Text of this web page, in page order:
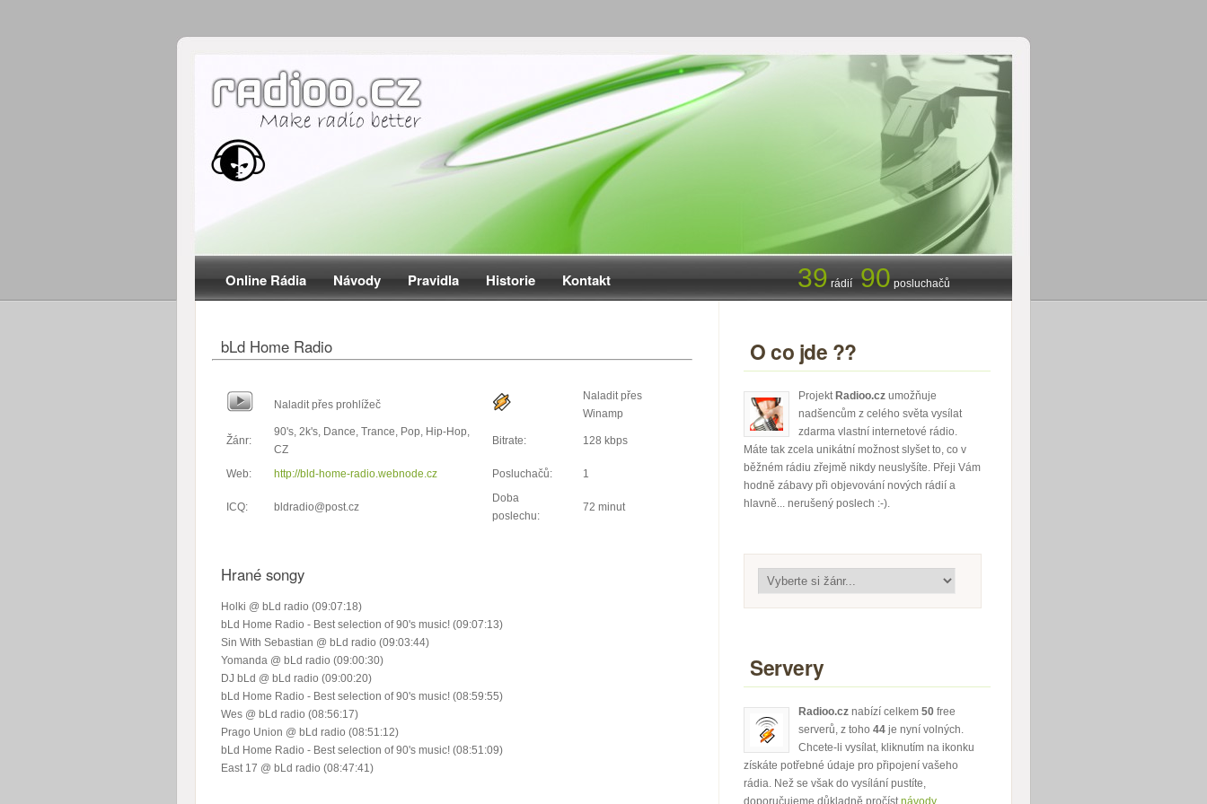
Online Rádia Návody Pravidla Historie Kontakt 39 rádií 90 posluchačů
bLd Home Radio
Naladit přes prohlížeč
Naladit přes
Winamp
Žánr:
90's, 2k's, Dance, Trance, Pop, Hip-Hop,
CZ
Bitrate: 128 kbps
Web: http://bld-home-radio.webnode.cz Posluchačů: 1
ICQ: bldradio@post.cz
Doba
poslechu:
72 minut
Hrané songy
Holki @ bLd radio (09:07:18)
bLd Home Radio - Best selection of 90's music! (09:07:13)
Sin With Sebastian @ bLd radio (09:03:44)
Yomanda @ bLd radio (09:00:30)
DJ bLd @ bLd radio (09:00:20)
bLd Home Radio - Best selection of 90's music! (08:59:55)
Wes @ bLd radio (08:56:17)
Prago Union @ bLd radio (08:51:12)
bLd Home Radio - Best selection of 90's music! (08:51:09)
East 17 @ bLd radio (08:47:41)
O co jde ??
Projekt Radioo.cz umožňuje
nadšencům z celého světa vysílat
zdarma vlastní internetové rádio.
Máte tak zcela unikátní možnost slyšet to, co v
běžném rádiu zřejmě nikdy neuslyšíte. Přeji Vám
hodně zábavy při objevování nových rádií a
hlavně... nerušený poslech :-).
Servery
Radioo.cz nabízí celkem 50 free
serverů, z toho 44 je nyní volných.
Chcete-li vysílat, kliknutím na ikonku
získáte potřebné údaje pro připojení vašeho
rádia. Než se však do vysílání pustíte,
doporučujeme důkladně pročíst návody.